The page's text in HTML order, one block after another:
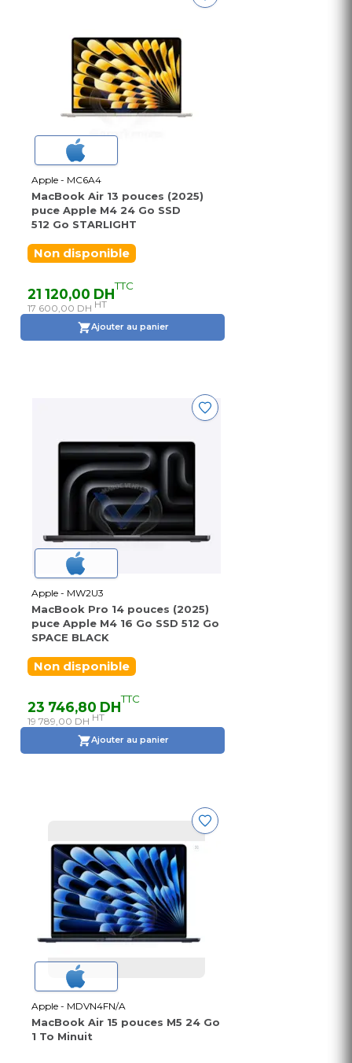
Apple - MC6A4
MacBook Air 13 pouces (2025)
puce Apple M4 24 Go SSD
512 Go STARLIGHT
Non disponible
21 120,00 DHTTC
17 600,00 DH HT
Ajouter au panier
Apple - MW2U3
MacBook Pro 14 pouces (2025)
puce Apple M4 16 Go SSD 512 Go
SPACE BLACK
Non disponible
23 746,80 DHTTC
19 789,00 DH HT
Ajouter au panier
Apple - MDVN4FN/A
MacBook Air 15 pouces M5 24 Go
1 To Minuit